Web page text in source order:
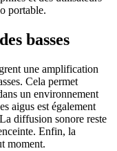
portable.
basses
une amplification
Cela permet
un environnement
aigus est également
diffusion sonore reste
Enfin, la
moment.